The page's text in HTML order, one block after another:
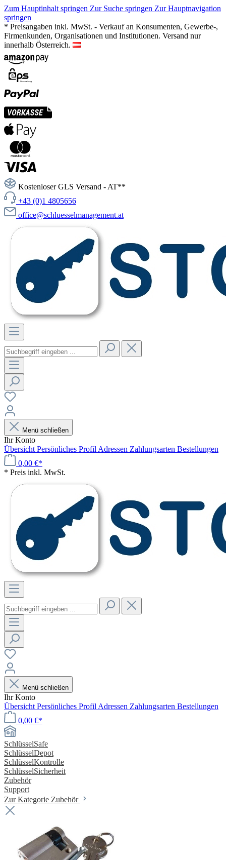
Zum Hauptinhalt springen Zur Suche springen Zur Hauptnavigation
springen
* Preisangaben inkl. MwSt. - Verkauf an Konsumenten, Gewerbe-,
Firmenkunden, Organisationen und Institutionen. Versand nur
innerhalb Österreich.
Kostenloser GLS Versand - AT**
+43 (0)1 4805656
office@schluesselmanagement.at
Menü schließen
Ihr Konto
Übersicht Persönliches Profil Adressen Zahlungsarten Bestellungen
0,00 €*
* Preis inkl. MwSt.
Menü schließen
Ihr Konto
Übersicht Persönliches Profil Adressen Zahlungsarten Bestellungen
0,00 €*
SchlüsselSafe
SchlüsselDepot
SchlüsselKontrolle
SchlüsselSicherheit
Zubehör
Support
Zur Kategorie Zubehör